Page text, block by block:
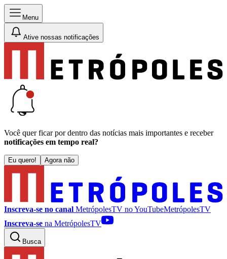
Menu
Ative nossas notificações
Você quer ficar por dentro das notícias mais importantes e receber
notificações em tempo real?
Eu quero! Agora não
Inscreva-se no canal MetrópolesTV noYouTubeMetrópolesTV
Inscreva-se na MetrópolesTV
Busca